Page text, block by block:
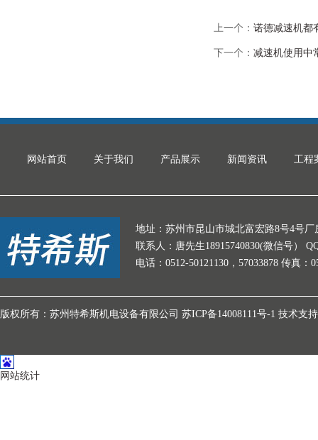
上一个： 诺德减速机都
下一个： 减速机使用中
网站首页 关于我们 产品展示 新闻资讯 工程
地址：苏州市昆山市城北富宏路8号4号
联系人：唐先生18915740830(微信号）
电话：0512-50121130，57033878 传真
版权所有：苏州特希斯机电设备有限公司 苏ICP备14008111号-1 技术支
网站统计